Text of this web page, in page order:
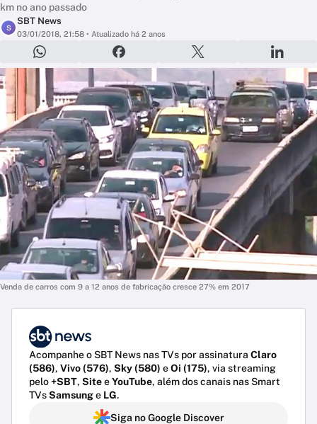
km no ano passado
S
SBT News
03/01/2018, 21:58 • Atualizado há 2 anos
Venda de carros com 9 a 12 anos de fabricação cresce 27% em 2017
Acompanhe o SBT News nas TVs por assinatura Claro
(586), Vivo (576), Sky (580) eOi (175), via streaming
pelo+SBT, SiteeYouTube, além dos canais nas Smart
TVsSamsunge LG.
Siga no Google Discover